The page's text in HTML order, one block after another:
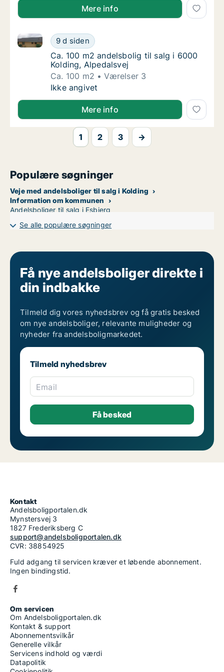
Mere info
Ca. 100 m2 andelsbolig til salg i 6000
9 d siden
Ca. 100 m2 andelsbolig til salg i 6000 Kolding,
Ca. 100 m2 andelsbolig til salg i 6000
Ca. 100 m2 andelsbolig til salg i 6000
Kolding, Alpedalsvej
Ca. 100 m2
Værelser 3
Ca. 100 m2 andelsbolig til salg i 6000
Ikke angivet
Mere info
1 2 3 →
Populære søgninger
Veje med andelsboliger til salg i Kolding
Information om kommunen
Andelsboliger til salg i Esbjerg
Se alle populære søgninger
Få nye andelsboliger direkte i
din indbakke
Tilmeld dig vores nyhedsbrev og få gratis besked
om nye andelsboliger, relevante muligheder og
nyheder fra andelsboligmarkedet.
Tilmeld nyhedsbrev
Email
Kontakt
Andelsboligportalen.dk
Mynstersvej 3
1827 Frederiksberg C
support@andelsboligportalen.dk
CVR: 38854925
Fuld adgang til servicen kræver et løbende abonnement.
Ingen bindingstid.
Om servicen
Om Andelsboligportalen.dk
Kontakt & support
Abonnementsvilkår
Generelle vilkår
Servicens indhold og værdi
Datapolitik